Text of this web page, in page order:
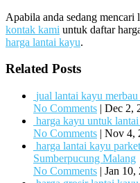
Apabila anda sedang
kontak kami untuk daftar
harga lantai kayu.
Related Posts
jual lantai kayu
No Comments | Dec 2,
harga kayu untuk
No Comments | Nov 4,
harga lantai kayu
Sumberpucung Malang
No Comments | Jan 10,